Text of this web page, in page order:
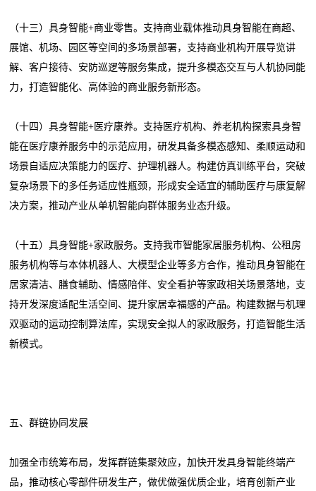
（十三）具身智能+商业零售。支持商业载体推动具身智能在商超、
展馆、机场、园区等空间的多场景部署，支持商业机构开展导览讲
解、客户接待、安防巡逻等服务集成，提升多模态交互与人机协同能
力，打造智能化、高体验的商业服务新形态。
（十四）具身智能+医疗康养。支持医疗机构、养老机构探索具身智
能在医疗康养服务中的示范应用，研发具备多模态感知、柔顺运动和
场景自适应决策能力的医疗、护理机器人。构建仿真训练平台，突破
复杂场景下的多任务适应性瓶颈，形成安全适宜的辅助医疗与康复解
决方案，推动产业从单机智能向群体服务业态升级。
（十五）具身智能+家政服务。支持我市智能家居服务机构、公租房
服务机构等与本体机器人、大模型企业等多方合作，推动具身智能在
居家清洁、膳食辅助、情感陪伴、安全看护等家政相关场景落地，支
持开发深度适配生活空间、提升家居幸福感的产品。构建数据与机理
双驱动的运动控制算法库，实现安全拟人的家政服务，打造智能生活
新模式。
五、群链协同发展
加强全市统筹布局，发挥群链集聚效应，加快开发具身智能终端产
品，推动核心零部件研发生产，做优做强优质企业，培育创新产业